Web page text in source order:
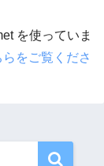
を使っていま
をご覧くださ